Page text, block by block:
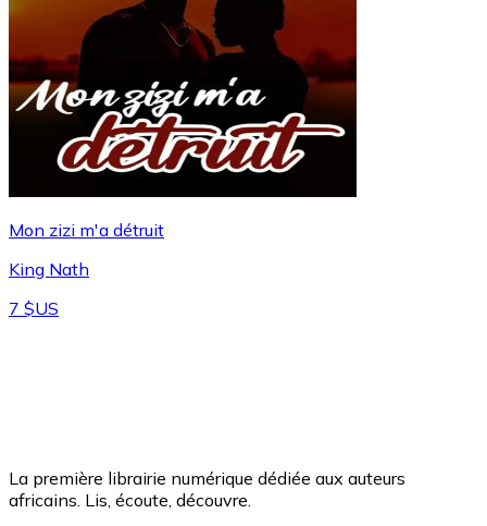
Mon zizi m'a détruit
King Nath
7 $US
La première librairie numérique dédiée aux auteurs
africains. Lis, écoute, découvre.